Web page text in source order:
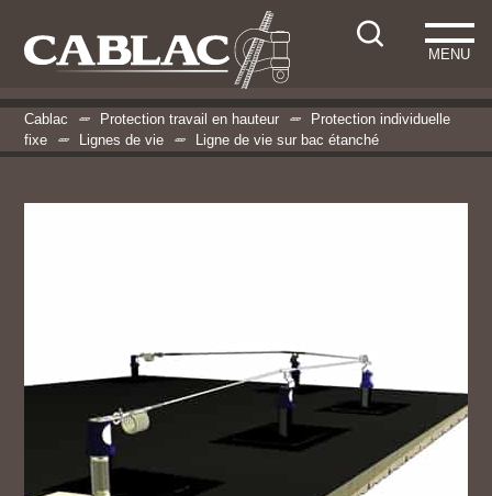
MENU
Cablac Protection travail en hauteur
Protection individuelle
fixe
Lignes de vie Ligne de vie sur bac étanché